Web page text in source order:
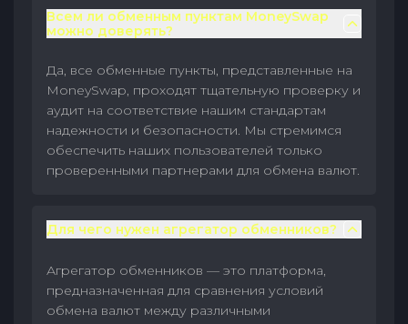
Всем ли обменным пунктам MoneySwap
можно доверять?
Да, все обменные пункты, представленные на
MoneySwap, проходят тщательную проверку и
аудит на соответствие нашим стандартам
надежности и безопасности. Мы стремимся
обеспечить наших пользователей только
проверенными партнерами для обмена валют.
Для чего нужен агрегатор обменников?
Агрегатор обменников — это платформа,
предназначенная для сравнения условий
обмена валют между различными